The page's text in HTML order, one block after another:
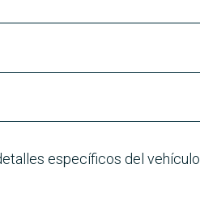
específicos del vehículo.